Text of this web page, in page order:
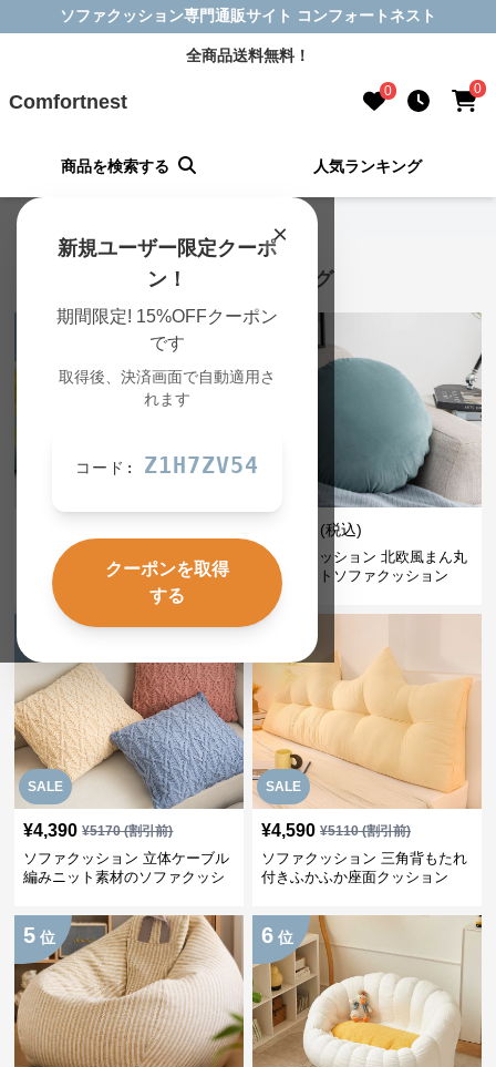
ソファクッション専門通販サイト コンフォートネスト
全商品送料無料！
Comfortnest 0 0
商品を検索する 人気ランキング
×
新規ユーザー限定クーポ
ン！
期間限定! 15%OFFクーポン
です
取得後、決済画面で自動適用さ
れます
コード: Z1H7ZV54
クーポンを取得
する
Comfortnest TOP
ソファクッションの人気ランキング
ソファクッション 優雅な三色切
替クッション
(税込)
ソファクッション 北欧風まん丸
ベルベットソファクッション
SALE
¥4,390 ¥5170(割引前)
ソファクッション 立体ケーブル
編みニット素材のソファクッシ
SALE
¥4,590 ¥5110(割引前)
ソファクッション 三角背もたれ
付きふかふか座面クッション
5 位 6 位